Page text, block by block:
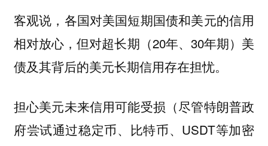
客观说，各国对美国短期国债和美元的信用
相对放心，但对超长期（20年、30年期）美
债及其背后的美元长期信用存在担忧。
担心美元未来信用可能受损（尽管特朗普政
府尝试通过稳定币、比特币、USDT等加密